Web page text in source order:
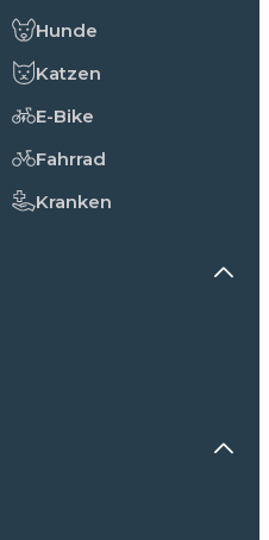
Hunde
Katzen
E-Bike
Fahrrad
Kranken